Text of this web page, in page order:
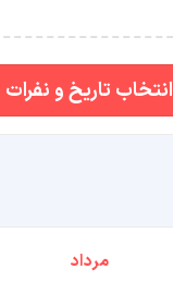
مرداد
انتخاب تاریخ و نفرات